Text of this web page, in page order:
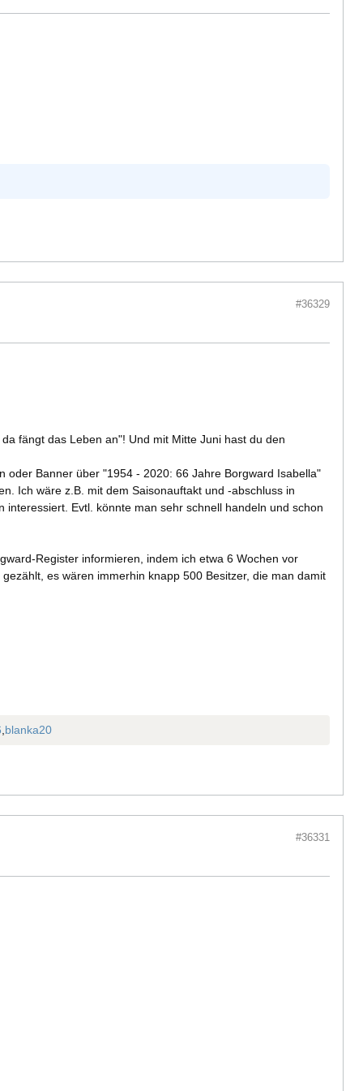
#36329
fängt das Leben an"! Und mit Mitte Juni hast du den
oder Banner über "1954 - 2020: 66 Jahre Borgward Isabella"
Ich wäre z.B. mit dem Saisonauftakt und -abschluss in
Evtl. könnte man sehr schnell handeln und schon
Register informieren, indem ich etwa 6 Wochen vor
es wären immerhin knapp 500 Besitzer, die man damit
blanka20
#36331